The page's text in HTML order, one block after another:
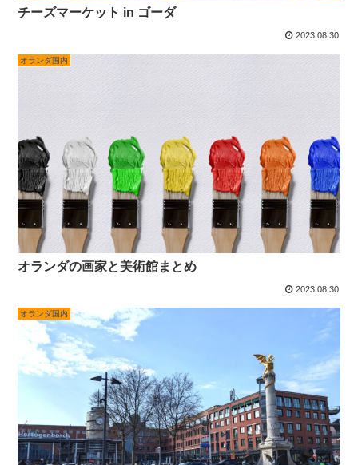
チーズマーケット in ゴーダ
2023.08.30
オランダ国内
オランダの画家と美術館まとめ
2023.08.30
オランダ国内